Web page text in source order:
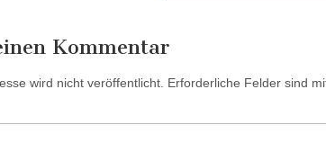
Kommentar
wird nicht veröffentlicht. Erforderliche Felder sind